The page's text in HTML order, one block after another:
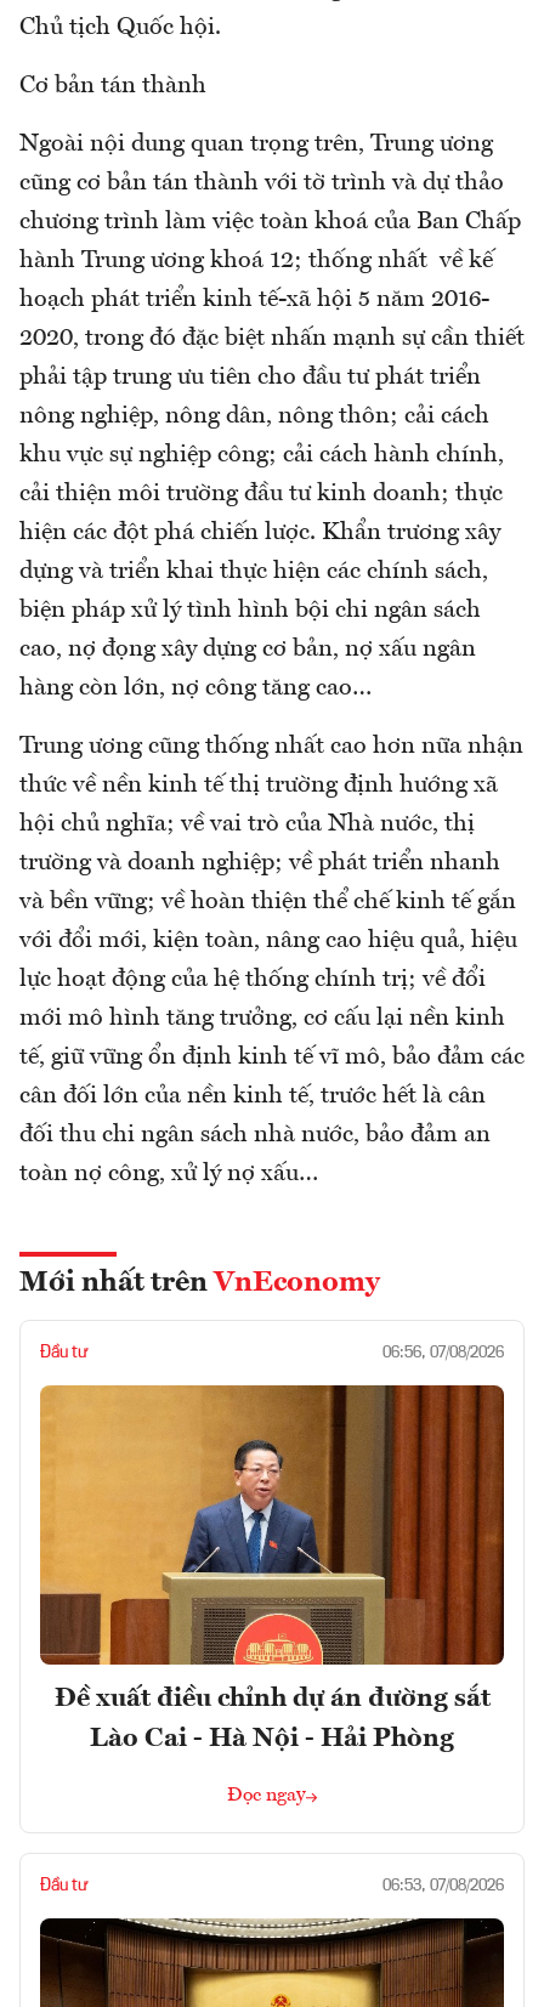
Chủ tịch Quốc hội.
Cơ bản tán thành
Ngoài nội dung quan trọng trên, Trung ương
cũng cơ bản tán thành với tờ trình và dự thảo
chương trình làm việc toàn khoá của Ban Chấp
hành Trung ương khoá 12; thống nhất về kế
hoạch phát triển kinh tế-xã hội 5 năm 2016-
2020, trong đó đặc biệt nhấn mạnh sự cần thiết
phải tập trung ưu tiên cho đầu tư phát triển
nông nghiệp, nông dân, nông thôn; cải cách
khu vực sự nghiệp công; cải cách hành chính,
cải thiện môi trường đầu tư kinh doanh; thực
hiện các đột phá chiến lược. Khẩn trương xây
dựng và triển khai thực hiện các chính sách,
biện pháp xử lý tình hình bội chi ngân sách
cao, nợ đọng xây dựng cơ bản, nợ xấu ngân
hàng còn lớn, nợ công tăng cao…
Trung ương cũng thống nhất cao hơn nữa nhận
thức về nền kinh tế thị trường định hướng xã
hội chủ nghĩa; về vai trò của Nhà nước, thị
trường và doanh nghiệp; về phát triển nhanh
và bền vững; về hoàn thiện thể chế kinh tế gắn
với đổi mới, kiện toàn, nâng cao hiệu quả, hiệu
lực hoạt động của hệ thống chính trị; về đổi
mới mô hình tăng trưởng, cơ cấu lại nền kinh
tế, giữ vững ổn định kinh tế vĩ mô, bảo đảm các
cân đối lớn của nền kinh tế, trước hết là cân
đối thu chi ngân sách nhà nước, bảo đảm an
toàn nợ công, xử lý nợ xấu…
Mới nhất trên VnEconomy
Đầu tư 06:56, 07/08/2026
Đề xuất điều chỉnh dự án đường sắt
Lào Cai - Hà Nội - Hải Phòng
Đọc ngay
Đầu tư 06:53, 07/08/2026